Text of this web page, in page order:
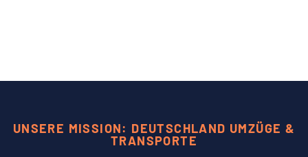
UNSERE MISSION: DEUTSCHLAND UMZÜGE &
TRANSPORTE